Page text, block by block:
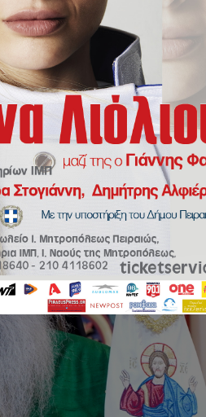
τον εαυτό μας για να Γεννηθεί ο